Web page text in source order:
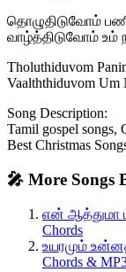
தொழுதிடுவோம்
வாழ்த்திடுவோம் உம்
Tholuthiduvom
Vaalththiduvom Um
Song Description:
Tamil gospel songs,
Best Christmas
🎤 More Songs
என் ஆத்துமா
Chords
உயரமும்
Chords &